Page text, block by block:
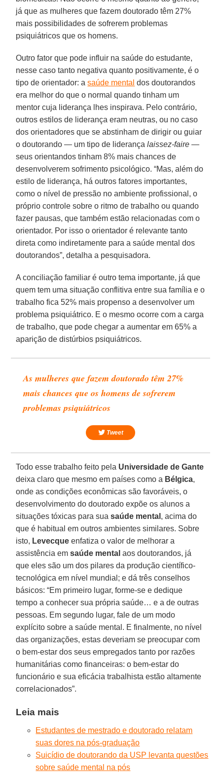
já que as mulheres que fazem doutorado têm 27%
mais possibilidades de sofrerem problemas
psiquiátricos que os homens.
Outro fator que pode influir na saúde do estudante,
nesse caso tanto negativa quanto positivamente, é o
tipo de orientador: asaúde mental dos doutorandos
era melhor do que o normal quando tinham um
mentor cuja liderança lhes inspirava. Pelo contrário,
outros estilos de liderança eram neutras, ou no caso
dos orientadores que se abstinham de dirigir ou guiar
o doutorando — um tipo de liderançalaissez-faire —
seus orientandos tinham 8% mais chances de
desenvolverem sofrimento psicológico. “Mas, além do
estilo de liderança, há outros fatores importantes,
como o nível de pressão no ambiente profissional, o
próprio controle sobre o ritmo de trabalho ou quando
fazer pausas, que também estão relacionadas com o
orientador. Por isso o orientador é relevante tanto
direta como indiretamente para a saúde mental dos
doutorandos”, detalha a pesquisadora.
A conciliação familiar é outro tema importante, já que
quem tem uma situação conflitiva entre sua família e o
trabalho fica 52% mais propenso a desenvolver um
problema psiquiátrico. E o mesmo ocorre com a carga
de trabalho, que pode chegar a aumentar em 65% a
aparição de distúrbios psiquiátricos.
As mulheres que fazem doutorado têm 27%
mais chances que os homens de sofrerem
problemas psiquiátricos
Tweet
Todo esse trabalho feito pela Universidade de Gante
deixa claro que mesmo em países como a Bélgica,
onde as condições econômicas são favoráveis, o
desenvolvimento do doutorado expõe os alunos a
situações tóxicas para suasaúde mental , acima do
que é habitual em outros ambientes similares. Sobre
isto, Levecque enfatiza o valor de melhorar a
assistência emsaúde mental aos doutorandos, já
que eles são um dos pilares da produção científico-
tecnológica em nível mundial; e dá três conselhos
básicos: “Em primeiro lugar, forme-se e dedique
tempo a conhecer sua própria saúde… e a de outras
pessoas. Em segundo lugar, fale de um modo
explícito sobre a saúde mental. E finalmente, no nível
das organizações, estas deveriam se preocupar com
o bem-estar dos seus empregados tanto por razões
humanitárias como financeiras: o bem-estar do
funcionário e sua eficácia trabalhista estão altamente
correlacionados”.
Leia mais
Estudantes de mestrado e doutorado relatam
suas dores na pós-graduação
Suicídio de doutorando da USP levanta questões
sobre saúde mental na pós